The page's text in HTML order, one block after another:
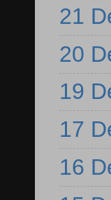
21
20
19
17
16